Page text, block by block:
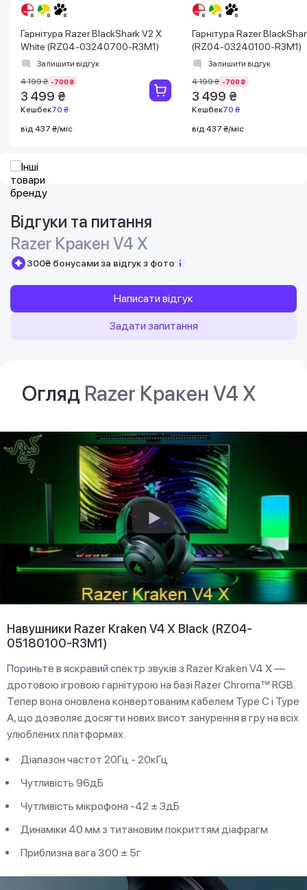
Гарнітура Razer BlackShark V2 X
White (RZ04-03240700-R3M1)
Залишити відгук
4 199 ₴ -700 ₴
3 499 ₴
Кешбек70 ₴
від 437 ₴/міс
Гарнітура Razer
(RZ04-03240100-R3M1)
Залишити відгук
4 199 ₴ -700 ₴
3 499 ₴
Кешбек70 ₴
від 437 ₴/міс
Відгуки та питання
Razer Кракен V4 X
300₴ бонусами за відгук з фото
Написати відгук
Задати запитання
Огляд Razer Кракен V4 X
Навушники Razer Kraken V4 X Black (RZ04-
05180100-R3M1)
Пориньте в яскравий спектр звуків з Razer Kraken V4 X —
дротовою ігровою гарнітурою на базі Razer Chroma™ RGB.
Тепер вона оновлена конвертованим кабелем Type C і Type
A, що дозволяє досягти нових висот занурення в гру на всіх
улюблених платформах.
Діапазон частот 20Гц - 20кГц
Чутливість 96дБ
Чутливість мікрофона -42 ± ЗдБ
Динаміки 40 мм з титановим покриттям діафрагм
Приблизна вага 300 ± 5г